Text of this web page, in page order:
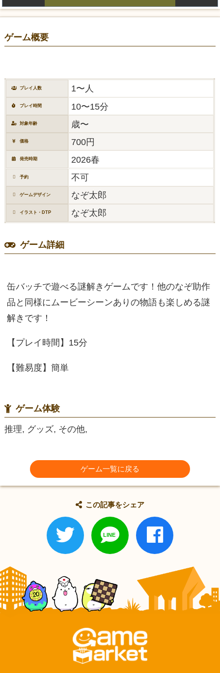
ゲーム概要
プレイ人数 1〜人
プレイ時間 10〜15分
対象年齢 歳〜
価格 700円
発売時期 2026春
予約 不可
ゲームデザイン なぞ太郎
イラスト・DTP なぞ太郎
ゲーム詳細
缶バッチで遊べる謎解きゲームです！他のなぞ助作
品と同様にムービーシーンありの物語も楽しめる謎
解きです！
【プレイ時間】15分
【難易度】簡単
ゲーム体験
推理, グッズ, その他,
ゲーム一覧に戻る
この記事をシェア